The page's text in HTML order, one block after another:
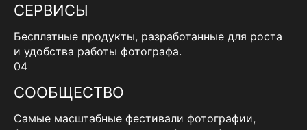
СЕРВИСЫ
Бесплатные продукты, разработанные для роста
и удобства работы фотографа.
04
СООБЩЕСТВО
Самые масштабные фестивали фотографии,